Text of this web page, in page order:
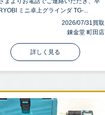
ミニ卓上グラインダ TG-...
2026/07/31買取
錬金堂 町田店
詳しく見る